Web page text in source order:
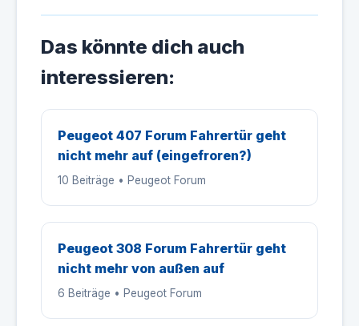
Das könnte dich auch
interessieren:
Peugeot 407 Forum Fahrertür geht
nicht mehr auf (eingefroren?)
10 Beiträge • Peugeot Forum
Peugeot 308 Forum Fahrertür geht
nicht mehr von außen auf
6 Beiträge • Peugeot Forum